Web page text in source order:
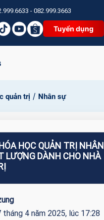
- 082.999.3663
Tuyển dụng
quản trị / Nhân sự
HỌC QUẢN TRỊ NHÂN
LƯỢNG DÀNH CHO NHÀ
tháng 4 năm 2025, lúc 17:28